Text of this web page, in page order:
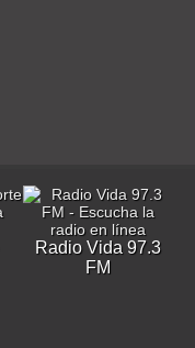
Radio Vida 97.3
FM